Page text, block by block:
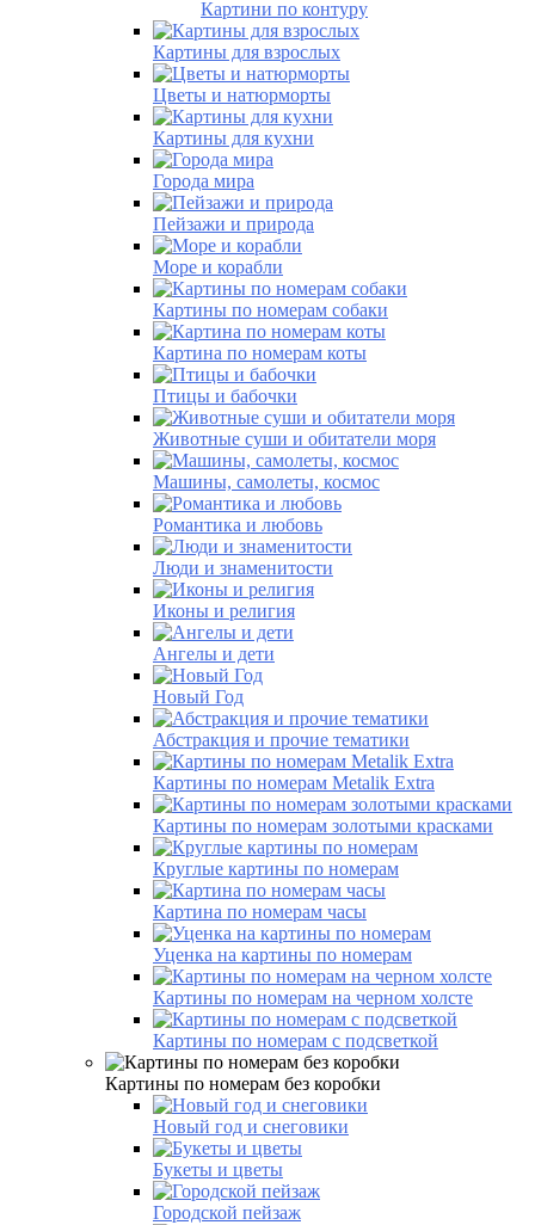
Картини по контуру
Картины для взрослых
Цветы и натюрморты
Картины для кухни
Города мира
Пейзажи и природа
Море и корабли
Картины по номерам собаки
Картина по номерам коты
Птицы и бабочки
Животные суши и обитатели моря
Машины, самолеты, космос
Романтика и любовь
Люди и знаменитости
Иконы и религия
Ангелы и дети
Новый Год
Абстракция и прочие тематики
Картины по номерам Metalik Extra
Картины по номерам золотыми красками
Круглые картины по номерам
Картина по номерам часы
Уценка на картины по номерам
Картины по номерам на черном холсте
Картины по номерам с подсветкой
Картины по номерам без коробки
Новый год и снеговики
Букеты и цветы
Городской пейзаж